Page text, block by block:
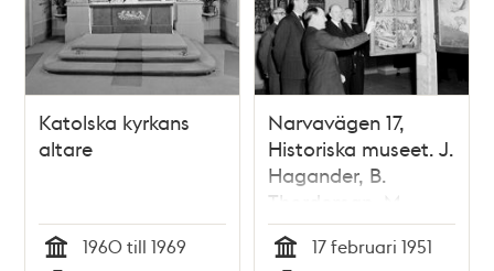
Katolska kyrkans
altare
1960 till 1969
Narvavägen 17,
Historiska museet. J.
Hagander, B.
Thordeman, M.
Olsson och B.
Nerman tittar på en
17 februari 1951